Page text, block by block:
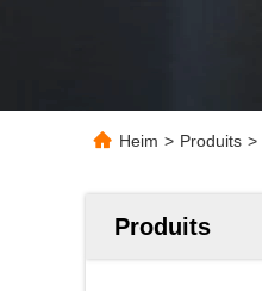
Heim > Produits >
Produits